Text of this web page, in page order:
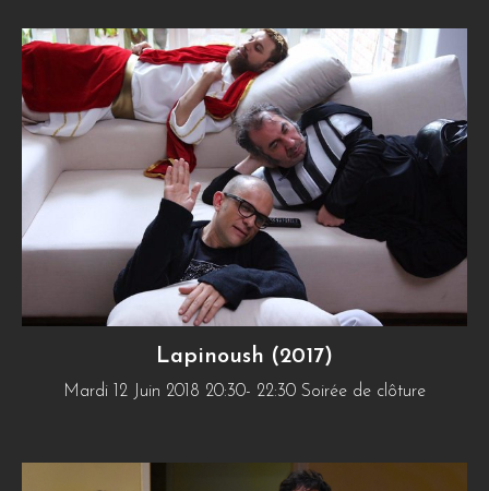
Lapinoush (2017)
Mardi 12 Juin 2018 20:30- 22:30 Soirée de clôture